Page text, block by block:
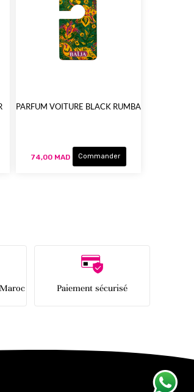
PARFUM VOITURE BLACK RUMBA
74,00 MAD Commander
Paiement sécurisé